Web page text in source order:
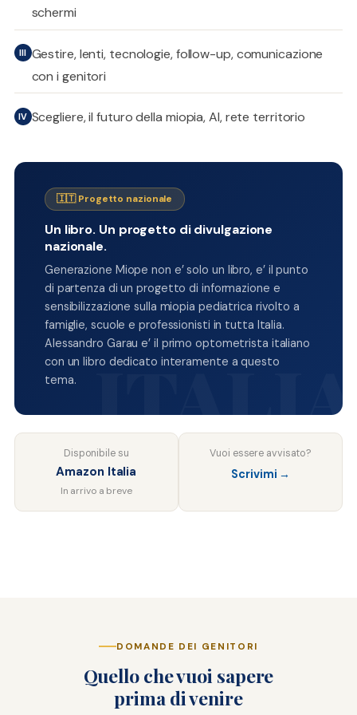
schermi
III Gestire, lenti, tecnologie, follow-up, comunicazione
con i genitori
IV Scegliere, il futuro della miopia, AI, rete territorio
🇮🇹 Progetto nazionale
Un libro. Un progetto di divulgazione
nazionale.
Generazione Miope non e’ solo un libro, e’ il punto
di partenza di un progetto di informazione e
sensibilizzazione sulla miopia pediatrica rivolto a
famiglie, scuole e professionisti in tutta Italia.
Alessandro Garau e’ il primo optometrista italiano
con un libro dedicato interamente a questo
tema.
Disponibile su
Amazon Italia
In arrivo a breve
Vuoi essere avvisato?
Scrivimi →
DOMANDE DEI GENITORI
Quello che vuoi sapere
prima di venire